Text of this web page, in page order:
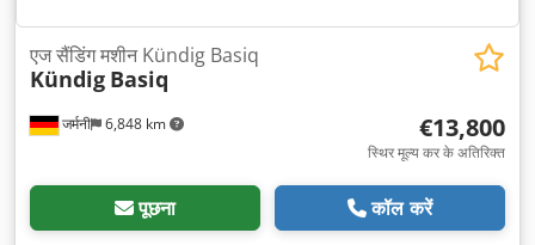
जर्मनी 6,848 km
एज सैंडिंग मशीन Kündig Basiq
Kündig Basiq
€13,800
स्थिर मूल्य कर के अतिरिक्त
पूछना कॉल करें